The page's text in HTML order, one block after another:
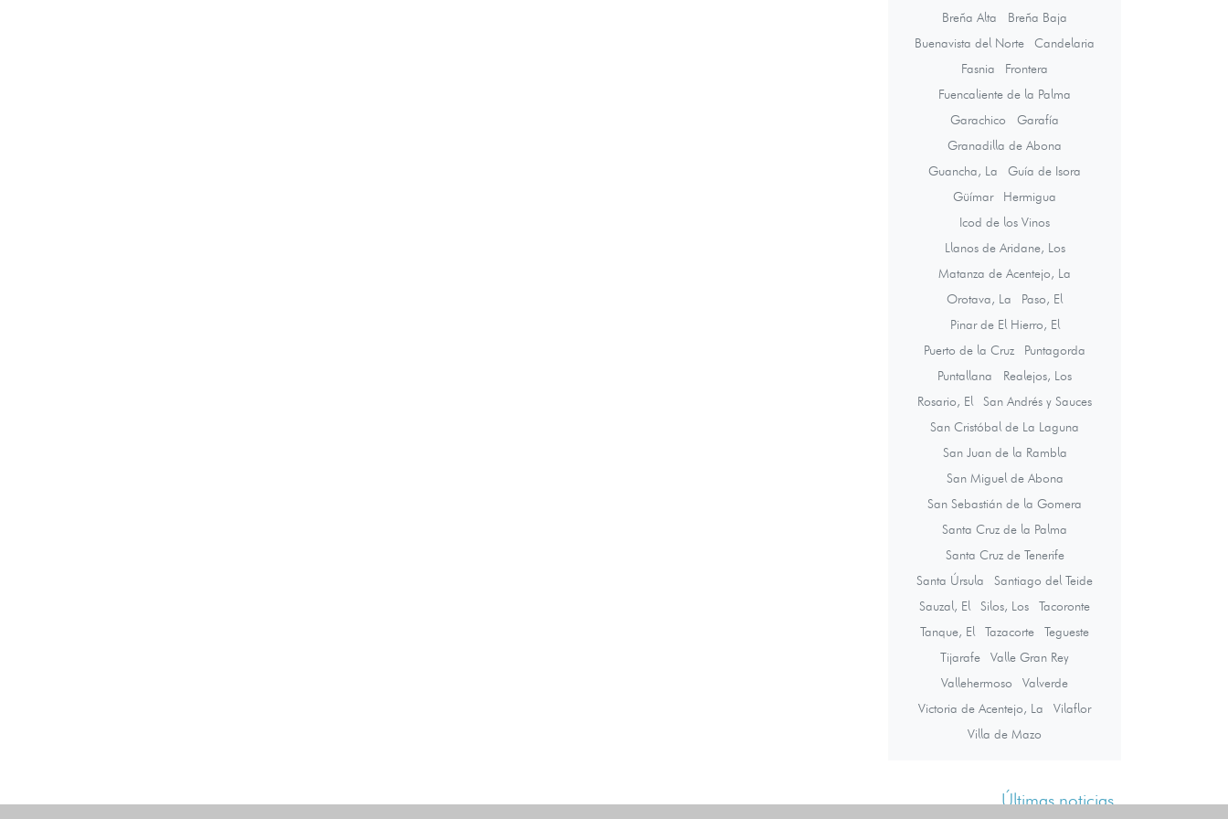
Breña Alta
Breña Baja
Buenavista del Norte
Candelaria
Fasnia
Frontera
Fuencaliente de la Palma
Garachico
Garafía
Granadilla de Abona
Guancha, La
Guía de Isora
Güímar
Hermigua
Icod de los Vinos
Llanos de Aridane, Los
Matanza de Acentejo, La
Orotava, La
Paso, El
Pinar de El Hierro, El
Puerto de la Cruz
Puntagorda
Puntallana
Realejos, Los
Rosario, El
San Andrés y Sauces
San Cristóbal de La Laguna
San Juan de la Rambla
San Miguel de Abona
San Sebastián de la Gomera
Santa Cruz de la Palma
Santa Cruz de Tenerife
Santa Úrsula
Santiago del Teide
Sauzal, El
Silos, Los
Tacoronte
Tanque, El
Tazacorte
Tegueste
Tijarafe
Valle Gran Rey
Vallehermoso
Valverde
Victoria de Acentejo, La
Vilaflor
Villa de Mazo
Últimas noticias